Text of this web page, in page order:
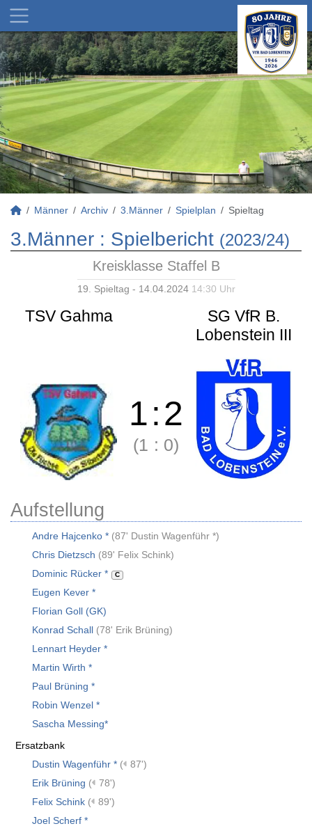
Männer Archiv 3.Männer Spielplan Spieltag
3.Männer : Spielbericht (2023/24)
Kreisklasse Staffel B
19. Spieltag - 14.04.2024 14:30 Uhr
TSV Gahma
SG VfR B.
Lobenstein III
1:2
(1 : 0)
Aufstellung
Andre Hajcenko * (87' Dustin Wagenführ *)
Chris Dietzsch (89' Felix Schink)
Dominic Rücker *
C
Eugen Kever *
Florian Goll (GK)
Konrad Schall (78' Erik Brüning)
Lennart Heyder *
Martin Wirth *
Paul Brüning *
Robin Wenzel *
Sascha Messing*
Ersatzbank
Dustin Wagenführ * (
87')
Erik Brüning (
78')
Felix Schink (
89')
Joel Scherf *